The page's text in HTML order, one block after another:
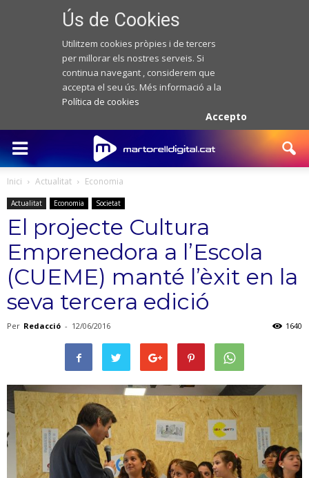
Ús de Cookies
Utilitzem cookies pròpies i de tercers
per millorar els nostres serveis. Si
continua navegant , considerem que
accepta el seu ús. Més informació a la
Política de cookies
Accepto
Inici Actualitat Economia
Actualitat Economia Societat
El projecte Cultura
Emprenedora a l’Escola
(CUEME) manté l’èxit en la
seva tercera edició
Per Redacció - 12/06/2016 1640